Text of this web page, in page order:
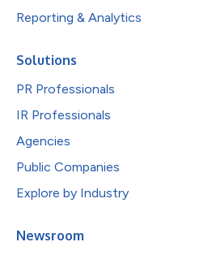
Reporting & Analytics
Solutions
PR Professionals
IR Professionals
Agencies
Public Companies
Explore by Industry
Newsroom